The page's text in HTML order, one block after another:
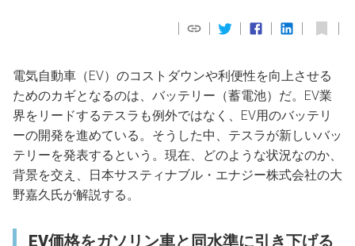
電気自動車（EV）のコストダウンや利便性を向上させる
ためのカギとなるのは、バッテリー（蓄電池）だ。EV業
界をリードするテスラも例外ではなく、EV用のバッテリ
ーの開発を進めている。そうした中、テスラが新しいバッ
テリーを発表するという。現在、どのような状況なのか、
背景を交え、日本サスティナブル・エナジー株式会社の大
野嘉久氏が解説する。
EV価格をガソリン車と同水準に引き下げる